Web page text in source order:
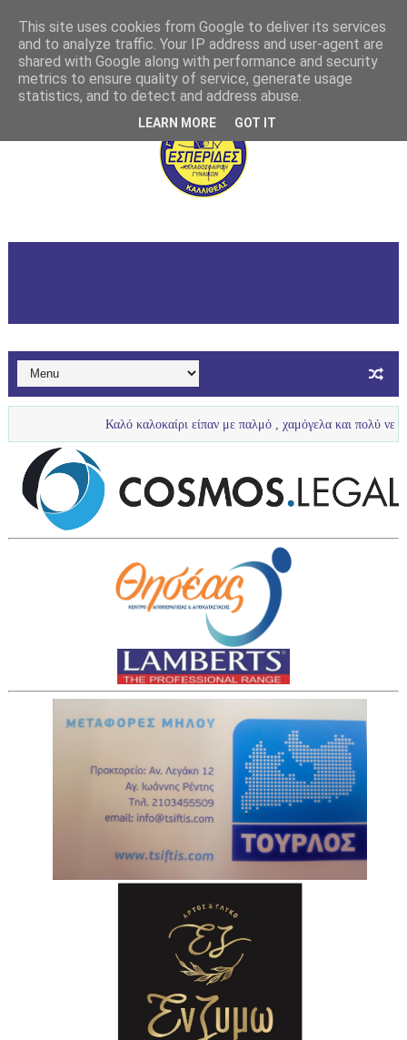
Καλό καλοκαίρι είπαν με παλμό , χαμόγελα και πολύ νερό τα
This site uses cookies from Google to deliver its services
and to analyze traffic. Your IP address and user-agent are
shared with Google along with performance and security
metrics to ensure quality of service, generate usage
statistics, and to detect and address abuse.
LEARN MORE GOT IT